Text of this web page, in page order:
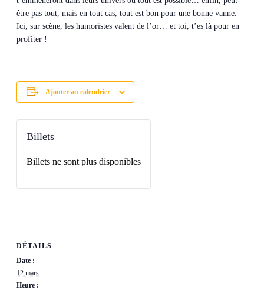
être pas tout, mais en tout cas, tout est bon pour une bonne vanne.
Ici, sur scène, les humoristes valent de l’or… et toi, t’es là pour en
profiter !
Ajouter au calendrier
DÉTAILS
Date :
12 mars
Heure :
Billets
Billets ne sont plus disponibles